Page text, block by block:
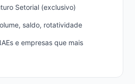
Setorial (exclusivo)
saldo, rotatividade
e empresas que mais